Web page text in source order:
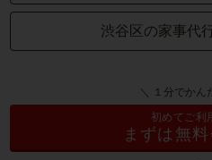
渋谷区の家事代
＼ １分でかん
初めてご利
まずは無